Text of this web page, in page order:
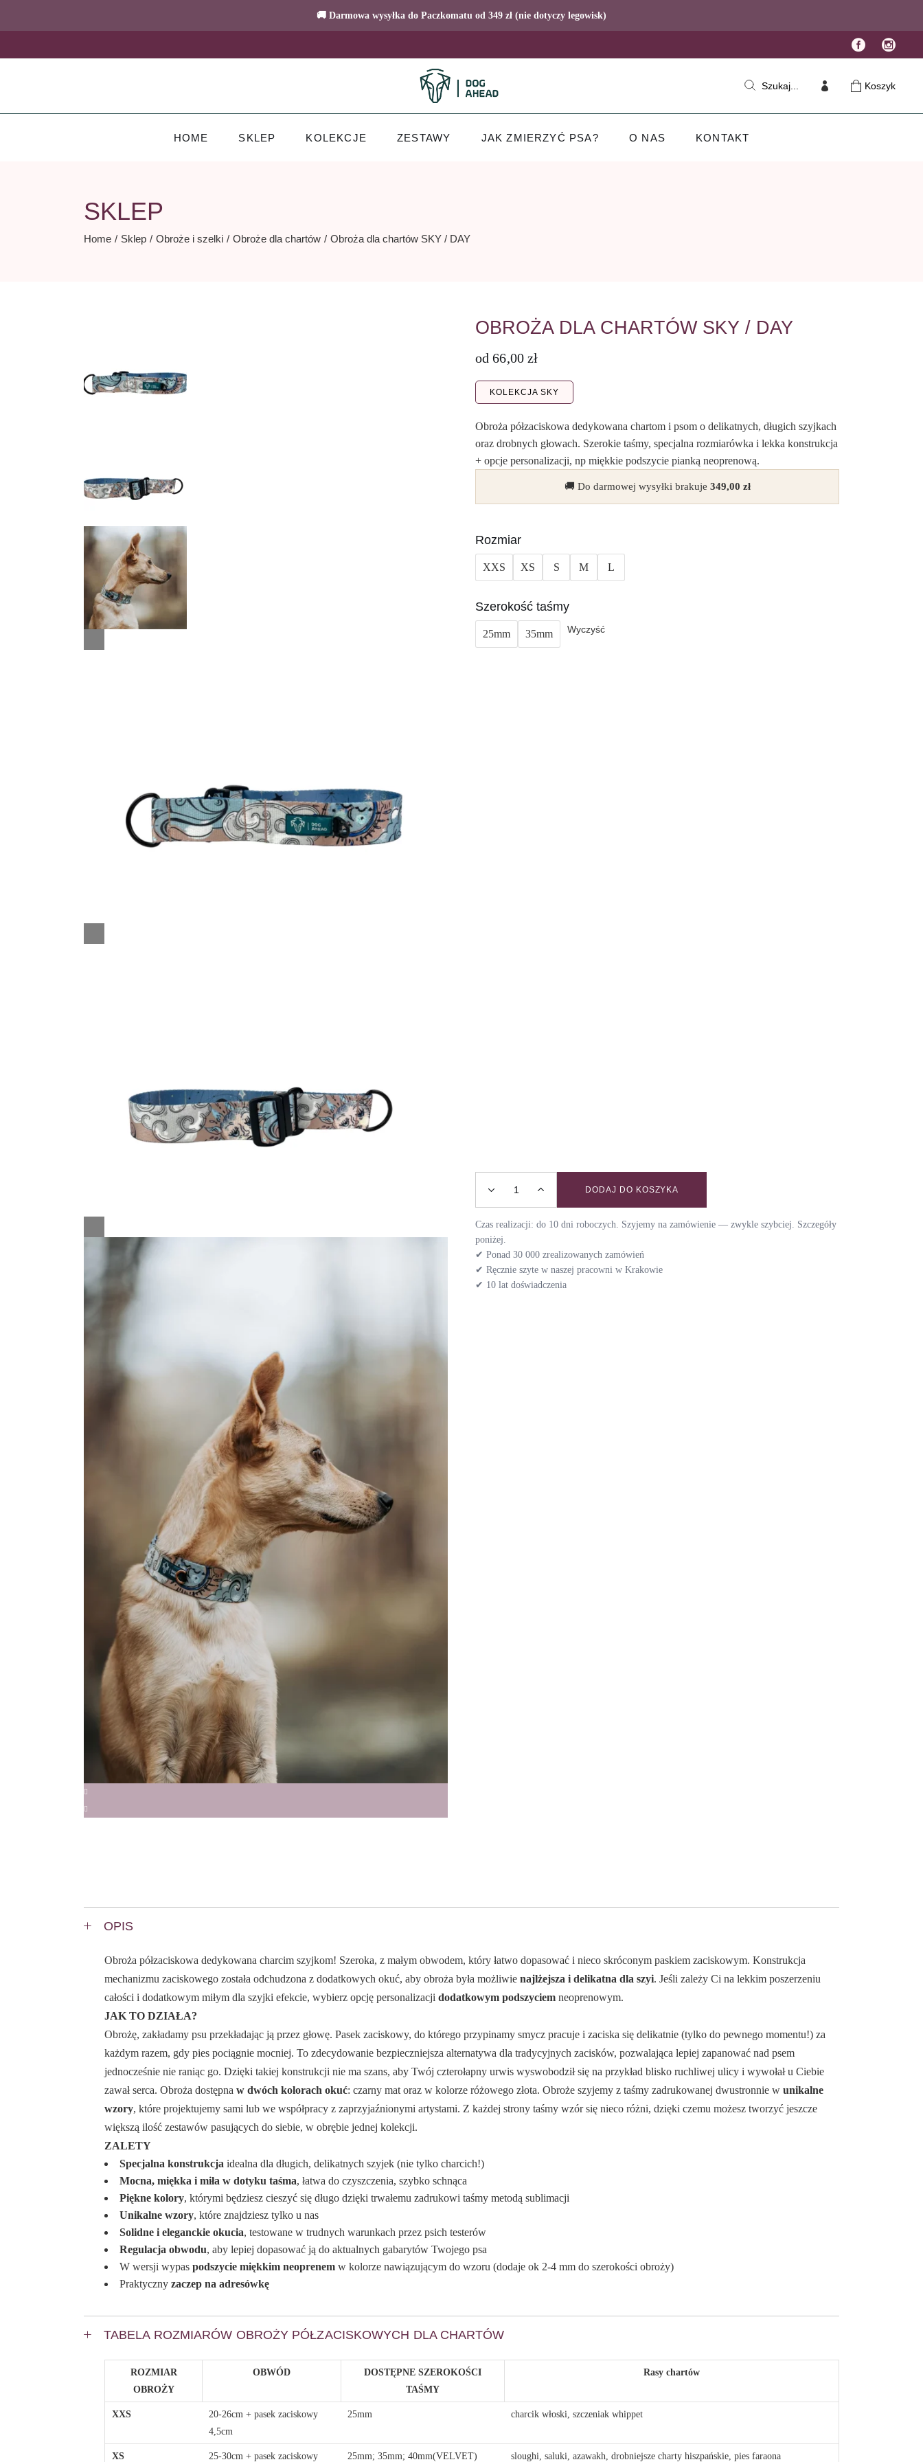
🚚 Darmowa wysyłka do Paczkomatu od 349 zł (nie dotyczy legowisk)
the
Szukaj... Koszyk
HOME SKLEP KOLEKCJE ZESTAWY JAK ZMIERZYĆ PSA? O NAS KONTAKT
SKLEP
Home Sklep Obroże i szelki Obroże dla chartów Obroża dla chartów SKY / DAY
OBROŻA DLA CHARTÓW SKY / DAY
od66,00 zł
KOLEKCJA SKY
Obroża półzaciskowa dedykowana chartom i psom o delikatnych, długich szyjkach
oraz drobnych głowach. Szerokie taśmy, specjalna rozmiarówka i lekka konstrukcja
+ opcje personalizacji, np miękkie podszycie pianką neoprenową.
🚚 Do darmowej wysyłki brakuje 349,00 zł
Rozmiar
XXS XS S M L
Szerokość taśmy
25mm 35mm Wyczyść
Obroża dla chartów SKY / DAY quantity
DODAJ DO KOSZYKA
Czas realizacji: do 10 dni roboczych. Szyjemy na zamówienie — zwykle szybciej. Szczegóły
poniżej.
✔ Ponad 30 000 zrealizowanych zamówień
✔ Ręcznie szyte w naszej pracowni w Krakowie
✔ 10 lat doświadczenia
OPIS
Obroża półzaciskowa dedykowana charcim szyjkom! Szeroka, z małym obwodem, który łatwo dopasować i nieco skróconym paskiem zaciskowym. Konstrukcja
mechanizmu zaciskowego została odchudzona z dodatkowych okuć, aby obroża była możliwie najlżejsza i delikatna dla szyi. Jeśli zależy Ci na lekkim poszerzeniu
całości i dodatkowym miłym dla szyjki efekcie, wybierz opcję personalizacji dodatkowym podszyciem neoprenowym.
JAK TO DZIAŁA?
Obrożę, zakładamy psu przekładając ją przez głowę. Pasek zaciskowy, do którego przypinamy smycz pracuje i zaciska się delikatnie (tylko do pewnego momentu!) za
każdym razem, gdy pies pociągnie mocniej. To zdecydowanie bezpieczniejsza alternatywa dla tradycyjnych zacisków, pozwalająca lepiej zapanować nad psem
jednocześnie nie raniąc go. Dzięki takiej konstrukcji nie ma szans, aby Twój czterołapny urwis wyswobodził się na przykład blisko ruchliwej ulicy i wywołał u Ciebie
zawał serca. Obroża dostępna w dwóch kolorach okuć: czarny mat oraz w kolorze różowego złota. Obroże szyjemy z taśmy zadrukowanej dwustronnie w unikalne
wzory, które projektujemy sami lub we współpracy z zaprzyjaźnionymi artystami. Z każdej strony taśmy wzór się nieco różni, dzięki czemu możesz tworzyć jeszcze
większą ilość zestawów pasujących do siebie, w obrębie jednej kolekcji.
ZALETY
Specjalna konstrukcja idealna dla długich, delikatnych szyjek (nie tylko charcich!)
Mocna, miękka i miła w dotyku taśma, łatwa do czyszczenia, szybko schnąca
Piękne kolory, którymi będziesz cieszyć się długo dzięki trwałemu zadrukowi taśmy metodą sublimacji
Unikalne wzory, które znajdziesz tylko u nas
Solidne i eleganckie okucia, testowane w trudnych warunkach przez psich testerów
Regulacja obwodu, aby lepiej dopasować ją do aktualnych gabarytów Twojego psa
W wersji wypas podszycie miękkim neoprenem w kolorze nawiązującym do wzoru (dodaje ok 2-4 mm do szerokości obroży)
Praktyczny zaczep na adresówkę
TABELA ROZMIARÓW OBROŻY PÓŁZACISKOWYCH DLA CHARTÓW
ROZMIAR
OBROŻY
OBWÓD
DOSTĘPNE SZEROKOŚCI
TAŚMY
Rasy chartów
XXS
20-26cm + pasek zaciskowy
4,5cm
25mm charcik włoski, szczeniak whippet
XS 25-30cm + pasek zaciskowy 25mm; 35mm; 40mm(VELVET) sloughi, saluki, azawakh, drobniejsze charty hiszpańskie, pies faraona